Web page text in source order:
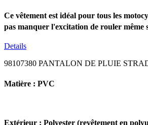
Ce vêtement est idéal pour tous les
pas manquer l'excitation de rouler même
Details
98107380 PANTALON DE PLUIE
Matière : PVC
Extérieur : Polyester (revêtement en